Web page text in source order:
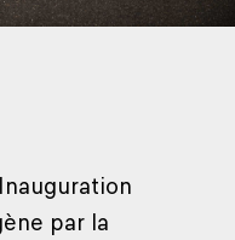
Inauguration
par la